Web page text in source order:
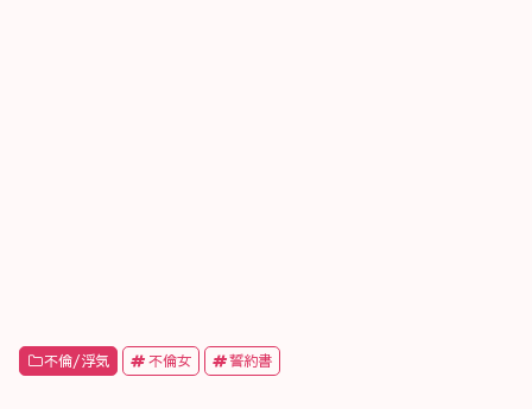
不倫/浮気 不倫女 誓約書